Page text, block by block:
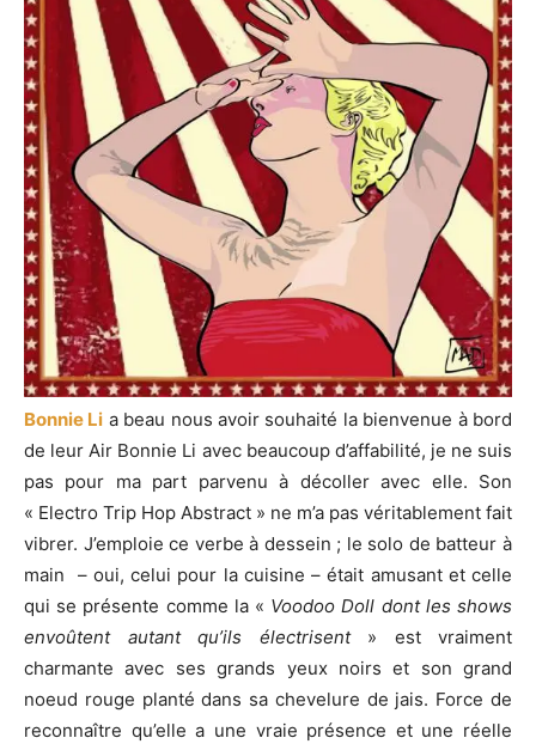
Bonnie Li a beau nous avoir souhaité la bienvenue à bord
de leur Air Bonnie Li avec beaucoup d’affabilité, je ne suis
pas pour ma part parvenu à décoller avec elle. Son
« Electro Trip Hop Abstract » ne m’a pas véritablement fait
vibrer. J’emploie ce verbe à dessein ; le solo de batteur à
main – oui, celui pour la cuisine – était amusant et celle
qui se présente comme la « Voodoo Doll dont les shows
envoûtent autant qu’ils électrisent» est vraiment
charmante avec ses grands yeux noirs et son grand
noeud rouge planté dans sa chevelure de jais. Force de
reconnaître qu’elle a une vraie présence et une réelle